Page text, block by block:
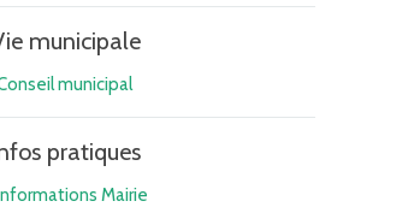
municipale
municipal
pratiques
Mairie